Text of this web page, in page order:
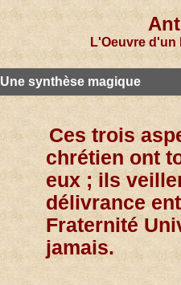
L'Oeuvre
Une synthèse magique
Ces trois
chrétien ont
eux ; ils
délivrance
Fraternité
jamais.